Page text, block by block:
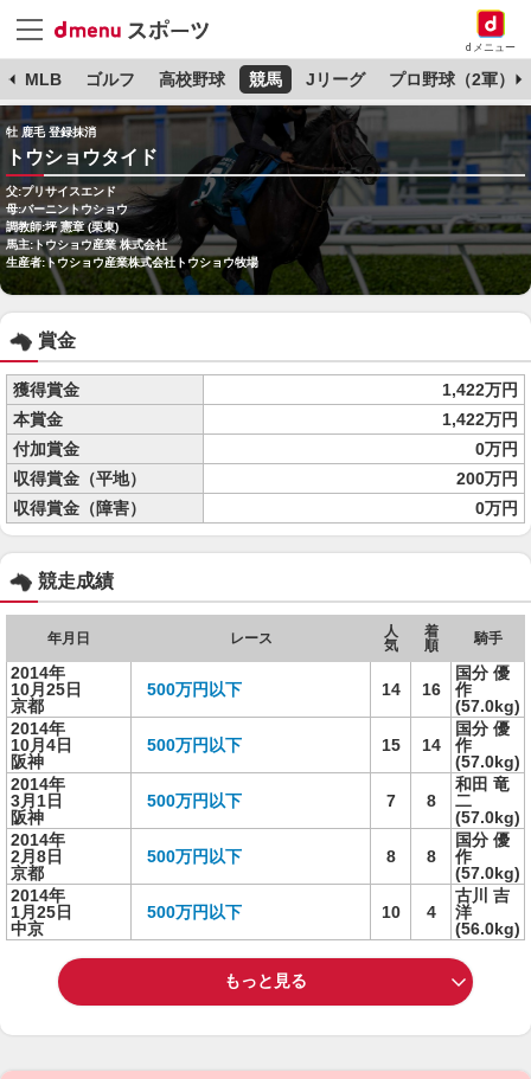
dメニュー
MLB ゴルフ 高校野球 競馬 Jリーグ プロ野球（2軍）
牡 鹿毛 登録抹消
トウショウタイド
父:プリサイスエンド
母:バーニントウショウ
調教師:坪 憲章 (栗東)
馬主:トウショウ産業 株式会社
生産者:トウショウ産業株式会社トウショウ牧場
賞金
獲得賞金
1,422万円
本賞金
1,422万円
付加賞金
0万円
収得賞金（平地）
200万円
収得賞金（障害）
0万円
競走成績
年月日 レース
人
気
着
順
騎手
2014年
10月25日
京都
500万円以下 14 16
国分 優
作
(57.0kg)
2014年
10月4日
阪神
500万円以下 15 14
国分 優
作
(57.0kg)
2014年
3月1日
阪神
500万円以下 7 8
和田 竜
二
(57.0kg)
2014年
2月8日
京都
500万円以下 8 8
国分 優
作
(57.0kg)
2014年
1月25日
中京
500万円以下 10 4
古川 吉
洋
(56.0kg)
もっと見る